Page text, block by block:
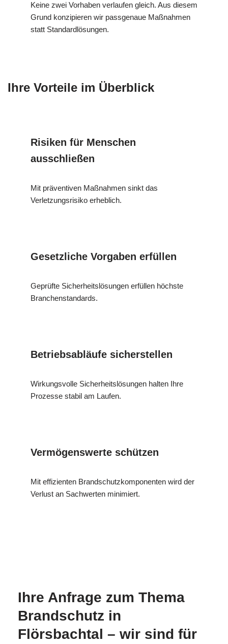
Keine zwei Vorhaben verlaufen gleich. Aus diesem
Grund konzipieren wir passgenaue Maßnahmen
statt Standardlösungen.
Ihre Vorteile im Überblick
Risiken für Menschen
ausschließen
Mit präventiven Maßnahmen sinkt das
Verletzungsrisiko erheblich.
Gesetzliche Vorgaben erfüllen
Geprüfte Sicherheitslösungen erfüllen höchste
Branchenstandards.
Betriebsabläufe sicherstellen
Wirkungsvolle Sicherheitslösungen halten Ihre
Prozesse stabil am Laufen.
Vermögenswerte schützen
Mit effizienten Brandschutzkomponenten wird der
Verlust an Sachwerten minimiert.
Ihre Anfrage zum Thema
Brandschutz in
Flörsbachtal – wir sind für